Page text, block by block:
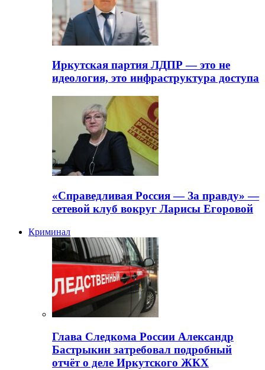
Иркутская партия ЛДПР — это не
идеология, это инфраструктура доступа
«Справедливая Россия — За правду» —
сетевой клуб вокруг Ларисы Егоровой
Криминал
Глава Следкома России Александр
Бастрыкин затребовал подробный
отчёт о деле Иркутского ЖКХ